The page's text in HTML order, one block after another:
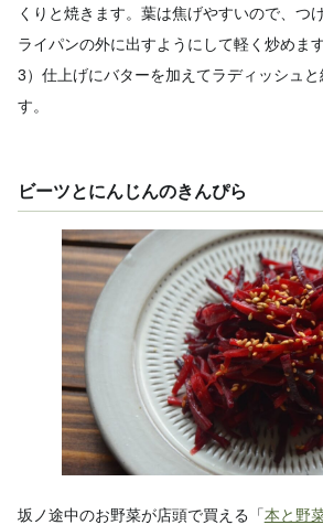
くりと焼きます。葉は焦げやすいので、つ
ライパンの外に出すようにして軽く炒めます
3）仕上げにバターを加えてラディッシュ
す。
ビーツとにんじんのきんぴら
坂ノ途中のお野菜が店頭で買える「本と野